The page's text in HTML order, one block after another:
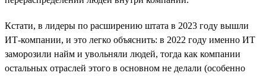
Кстати, в лидеры по расширению штата в 2023 году вышли
ИТ-компании, и это легко объяснить: в 2022 году именно ИТ
заморозили найм и увольняли людей, тогда как компании
остальных отраслей этого в основном не делали (особенно